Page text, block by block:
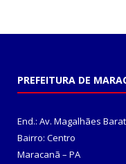
PREFEITURA DE
End.: Av. Magalhães
Bairro: Centro
Maracanã – PA